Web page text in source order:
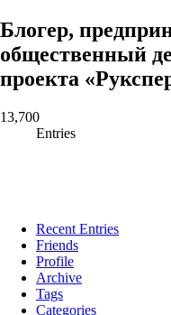
Блогер,
общественный
проекта
13,700
Entries
Recent Entries
Friends
Profile
Archive
Tags
Categories